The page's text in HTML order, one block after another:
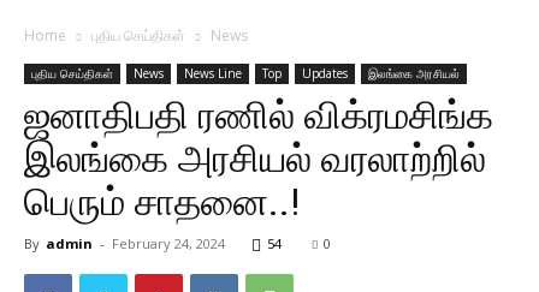
Home புதிய செய்திகள் News
புதிய செய்திகள் News News Line Top Updates இலங்கை அரசியல்
ஜனாதிபதி ரணில் விக்ரமசிங்க
இலங்கை அரசியல் வரலாற்றில்
பெரும் சாதனை..!
By admin - February 24, 2024 54 0